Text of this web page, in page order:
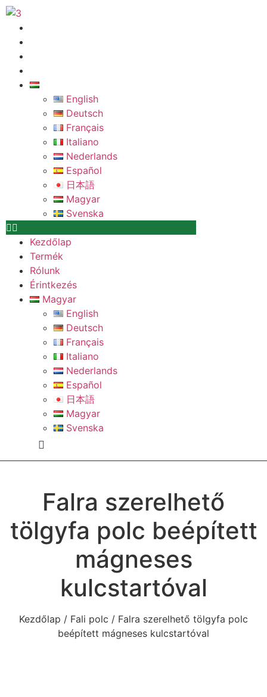
Ugrás
English
Deutsch
Français
Italiano
Nederlands
Español
日本語
Magyar
Svenska
Kezdőlap
Termék
Rólunk
Érintkezés
Magyar
English
Deutsch
Français
Italiano
Nederlands
Español
日本語
Magyar
Svenska
Falra szerelhető
tölgyfa polc beépített
mágneses
kulcstartóval
Kezdőlap / Fali polc / Falra szerelhető tölgyfa polc
beépített mágneses kulcstartóval